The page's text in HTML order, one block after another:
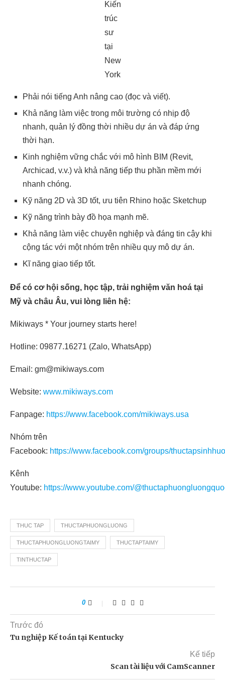
Kiến
trúc
sư
tại
New
York
Phải nói tiếng Anh nâng cao (đọc và viết).
Khả năng làm việc trong môi trường có nhịp độ
nhanh, quản lý đồng thời nhiều dự án và đáp ứng
thời hạn.
Kinh nghiệm vững chắc với mô hình BIM (Revit,
Archicad, v.v.) và khả năng tiếp thu phần mềm mới
nhanh chóng.
Kỹ năng 2D và 3D tốt, ưu tiên Rhino hoặc Sketchup
Kỹ năng trình bày đồ họa mạnh mẽ.
Khả năng làm việc chuyên nghiệp và đáng tin cậy khi
cộng tác với một nhóm trên nhiều quy mô dự án.
Kĩ năng giao tiếp tốt.
Để có cơ hội sống, học tập, trải nghiệm văn hoá tại
Mỹ và châu Âu, vui lòng liên hệ:
Mikiways * Your journey starts here!
Hotline: 09877.16271 (Zalo, WhatsApp)
Email: gm@mikiways.com
Website: www.mikiways.com
Fanpage: https://www.facebook.com/mikiways.usa
Nhóm trên
Facebook: https://www.facebook.com/groups/
Kênh
Youtube: https://www.youtube.com/
THUC TAP THUCTAPHUONGLUONG
THUCTAPHUONGLUONGTAIMY THUCTAPTAIMY
TINTHUCTAP
0
Trước đó
Tu nghiệp Kế toán tại Kentucky
Kế tiếp
Scan tài liệu với CamScanner